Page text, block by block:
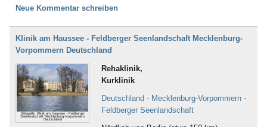
Neue Kommentar schreiben
Klinik am Haussee - Feldberger Seenlandschaft Mecklenburg-
Vorpommern Deutschland
Bildquelle: Klinik am Haussee - Feldberger
Seenlandschaft Mecklenburg-Vorpommern
Deutschland
Rehaklinik,
Kurklinik
Deutschland - Mecklenburg-Vorpommern -
Feldberger Seenlandschaft